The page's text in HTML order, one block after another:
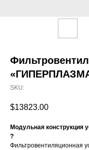
SKU:
$13823.00
Модульная конструкция
?
Фильтровентиляционная